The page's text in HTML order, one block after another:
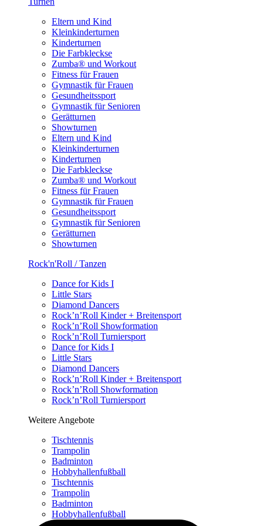
Eltern und Kind
Kleinkinderturnen
Kinderturnen
Die Farbkleckse
Zumba® und Workout
Fitness für Frauen
Gymnastik für Frauen
Gesundheitssport
Gymnastik für Senioren
Gerätturnen
Showturnen
Eltern und Kind
Kleinkinderturnen
Kinderturnen
Die Farbkleckse
Zumba® und Workout
Fitness für Frauen
Gymnastik für Frauen
Gesundheitssport
Gymnastik für Senioren
Gerätturnen
Showturnen
Rock'n'Roll / Tanzen
Dance for Kids I
Little Stars
Diamond Dancers
Rock’n’Roll Kinder + Breitensport
Rock’n’Roll Showformation
Rock’n’Roll Turniersport
Dance for Kids I
Little Stars
Diamond Dancers
Rock’n’Roll Kinder + Breitensport
Rock’n’Roll Showformation
Rock’n’Roll Turniersport
Weitere Angebote
Tischtennis
Trampolin
Badminton
Hobbyhallenfußball
Tischtennis
Trampolin
Badminton
Hobbyhallenfußball